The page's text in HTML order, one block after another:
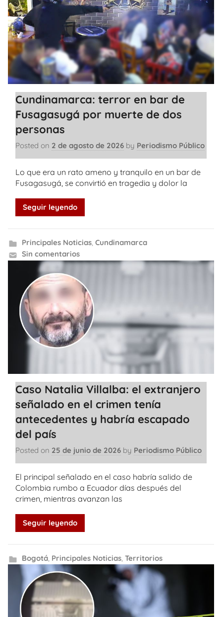
Cundinamarca: terror en bar de
Fusagasugá por muerte de dos
personas
Posted on 2 de agosto de 2026 by Periodismo Público
Lo que era un rato ameno y tranquilo en un bar de
Fusagasugá, se convirtió en tragedia y dolor la
Seguir leyendo
Principales Noticias, Cundinamarca
Sin comentarios
Caso Natalia Villalba: el extranjero
señalado en el crimen tenía
antecedentes y habría escapado
del país
Posted on 25 de junio de 2026 by Periodismo Público
El principal señalado en el caso habría salido de
Colombia rumbo a Ecuador días después del
crimen, mientras avanzan las
Seguir leyendo
Bogotá, Principales Noticias, Territorios